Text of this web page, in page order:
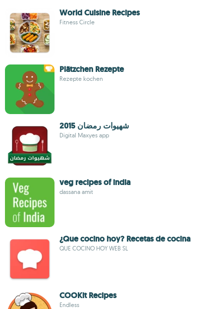
World Cuisine Recipes
Fitness Circle
Plätzchen Rezepte
Rezepte kochen
شهيوات رمضان 2015
Digital Maxyes app
veg recipes of india
dassana amit
¿Que cocino hoy? Recetas de cocina
QUE COCINO HOY WEB SL
COOKit Recipes
Endless